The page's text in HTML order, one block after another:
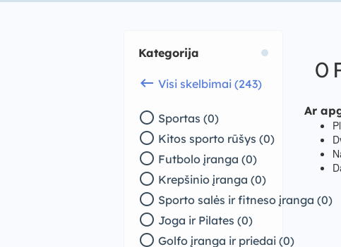
Kategorija
keyboard_backspace Visi skelbimai (243)
radio_button_unchecked Sportas (0)
radio_button_unchecked Kitos sporto rūšys (0)
radio_button_unchecked Futbolo įranga (0)
radio_button_unchecked Krepšinio įranga (0)
radio_button_unchecked Sporto salės ir fitneso įranga (0)
radio_button_unchecked Joga ir Pilates (0)
radio_button_unchecked Golfo įranga ir priedai (0)
0
Ar